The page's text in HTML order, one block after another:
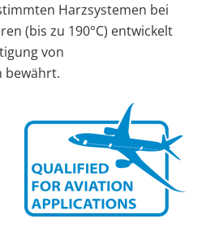
Harzsystemen bei
(bis zu 190°C) entwickelt
von
bewährt.